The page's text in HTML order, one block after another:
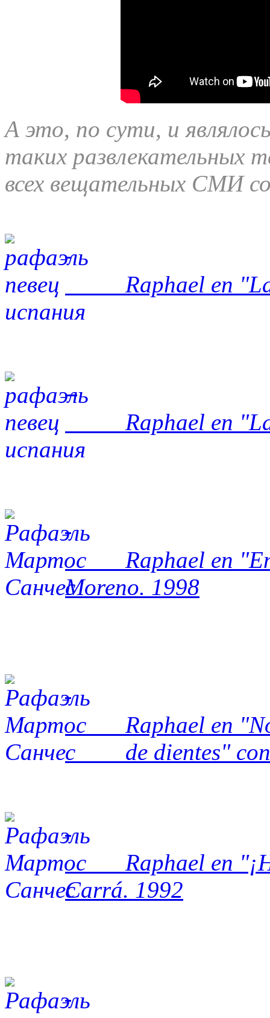
А это, по сути, и
таких развлекательных
всех вещательных СМИ
Raphael en "La
Raphael en "La
Raphael en
Moreno. 1998
Raphael en "No
de dientes" con
Raphael en
Carrá. 1992